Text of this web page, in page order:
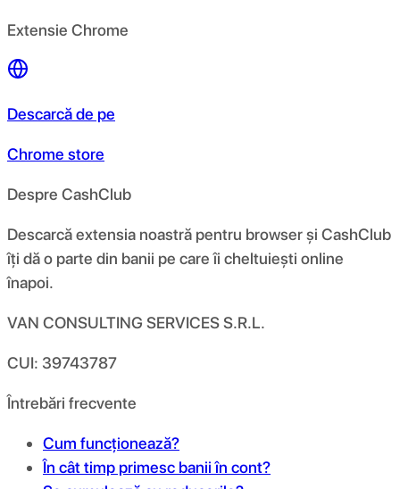
Extensie Chrome
Descarcă de pe
Chrome store
Despre CashClub
Descarcă extensia noastră pentru browser și CashClub
îți dă o parte din banii pe care îi cheltuiești online
înapoi.
VAN CONSULTING SERVICES S.R.L.
CUI: 39743787
Întrebări frecvente
Cum funcționează?
În cât timp primesc banii în cont?